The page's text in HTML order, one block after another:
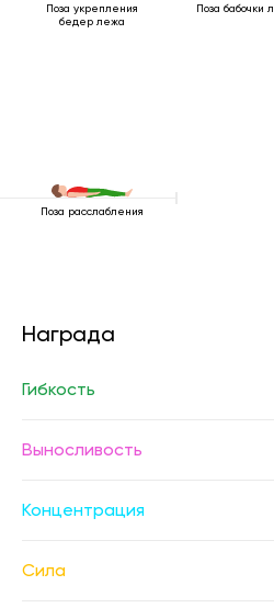
Поза укрепления
бедер лежа
Поза бабочки
Поза расслабления
Награда
Гибкость
Выносливость
Концентрация
Сила